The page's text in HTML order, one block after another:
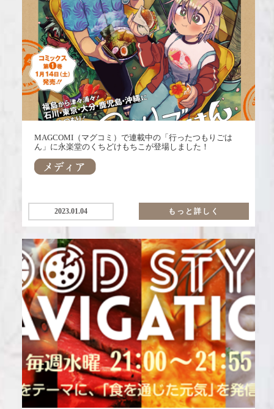
MAGCOMI（マグコミ）で連載中の「行ったつもりごは
ん」に永楽堂のくちどけもちこが登場しました！
2023.01.04 もっと詳しく